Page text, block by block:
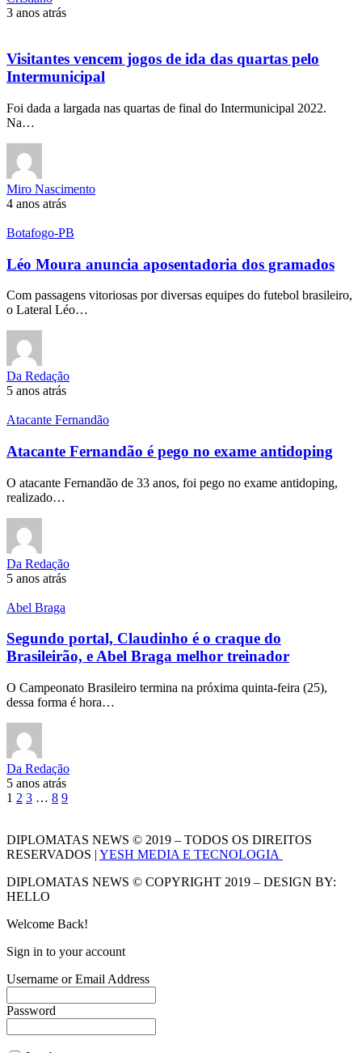
3 anos atrás
Visitantes vencem jogos de ida das quartas pelo
Intermunicipal
Foi dada a largada nas quartas de final do Intermunicipal 2022.
Na…
Miro Nascimento
4 anos atrás
Botafogo-PB
Léo Moura anuncia aposentadoria dos gramados
Com passagens vitoriosas por diversas equipes do futebol brasileiro,
o Lateral Léo…
Da Redação
5 anos atrás
Atacante Fernandão
Atacante Fernandão é pego no exame antidoping
O atacante Fernandão de 33 anos, foi pego no exame antidoping,
realizado…
Da Redação
5 anos atrás
Abel Braga
Segundo portal, Claudinho é o craque do
Brasileirão, e Abel Braga melhor treinador
O Campeonato Brasileiro termina na próxima quinta-feira (25),
dessa forma é hora…
Da Redação
5 anos atrás
1 2 3 … 8 9
DIPLOMATAS NEWS © 2019 – TODOS OS DIREITOS
RESERVADOS | YESH MEDIA E TECNOLOGIA
DIPLOMATAS NEWS © COPYRIGHT 2019 – DESIGN BY:
HELLO
Welcome Back!
Sign in to your account
Username or Email Address
Password